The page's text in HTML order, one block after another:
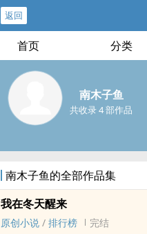
返回
首页 分类
南木子鱼
共收录 4 部作品
南木子鱼的全部作品集
我在冬天醒来
原创小说 / 排行榜
完结